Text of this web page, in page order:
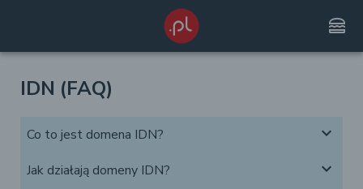
lunch_dining
IDN (FAQ)
Co to jest domena IDN? expand_more
Jak działają domeny IDN? expand_more